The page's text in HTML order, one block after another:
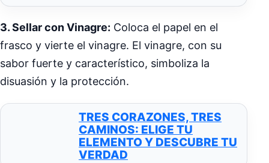
3. Sellar con Vinagre: Coloca el papel en el
frasco y vierte el vinagre. El vinagre, con su
sabor fuerte y característico, simboliza la
disuasión y la protección.
TRES CORAZONES, TRES
CAMINOS: ELIGE TU
ELEMENTO Y DESCUBRE TU
VERDAD